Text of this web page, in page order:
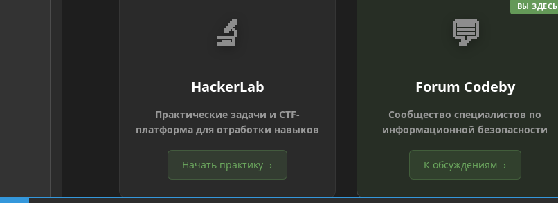
🔬
HackerLab
Практические задачи и CTF-
платформа для отработки навыков
Начать практику→
ВЫ ЗДЕСЬ
💬
Forum Codeby
Сообщество специалистов по
информационной безопасности
К обсуждениям→